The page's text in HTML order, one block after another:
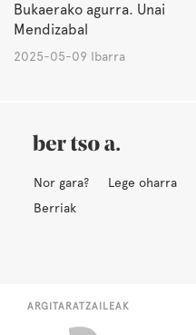
Bukaerako agurra. Unai
Mendizabal
2025-05-09 Ibarra
Nor gara? Lege oharra
Berriak
ARGITARATZAILEAK